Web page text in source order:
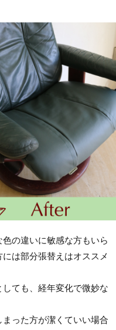
の違いに敏感な方もいら
は部分張替えはオススメ
ても、経年変化で微妙な
った方が潔くていい場合